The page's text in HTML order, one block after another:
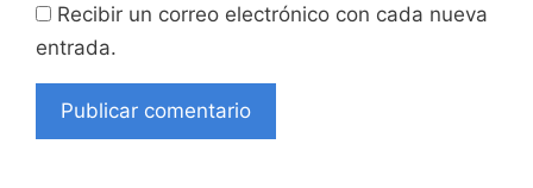
Recibir un correo electrónico con cada nueva
entrada.